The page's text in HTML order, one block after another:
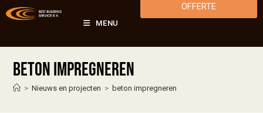
MENU
OFFERTE
beton impregneren
> Nieuws en projecten > beton impregneren